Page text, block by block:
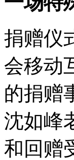
捐赠仪
会移动
的捐赠
沈如峰
和回赠